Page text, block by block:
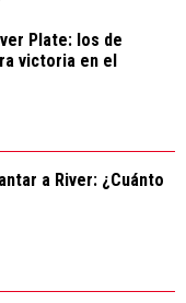
Plate: los de
victoria en el
a River: ¿Cuánto